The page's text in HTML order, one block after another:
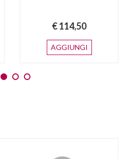
€ 114,50
AGGIUNGI